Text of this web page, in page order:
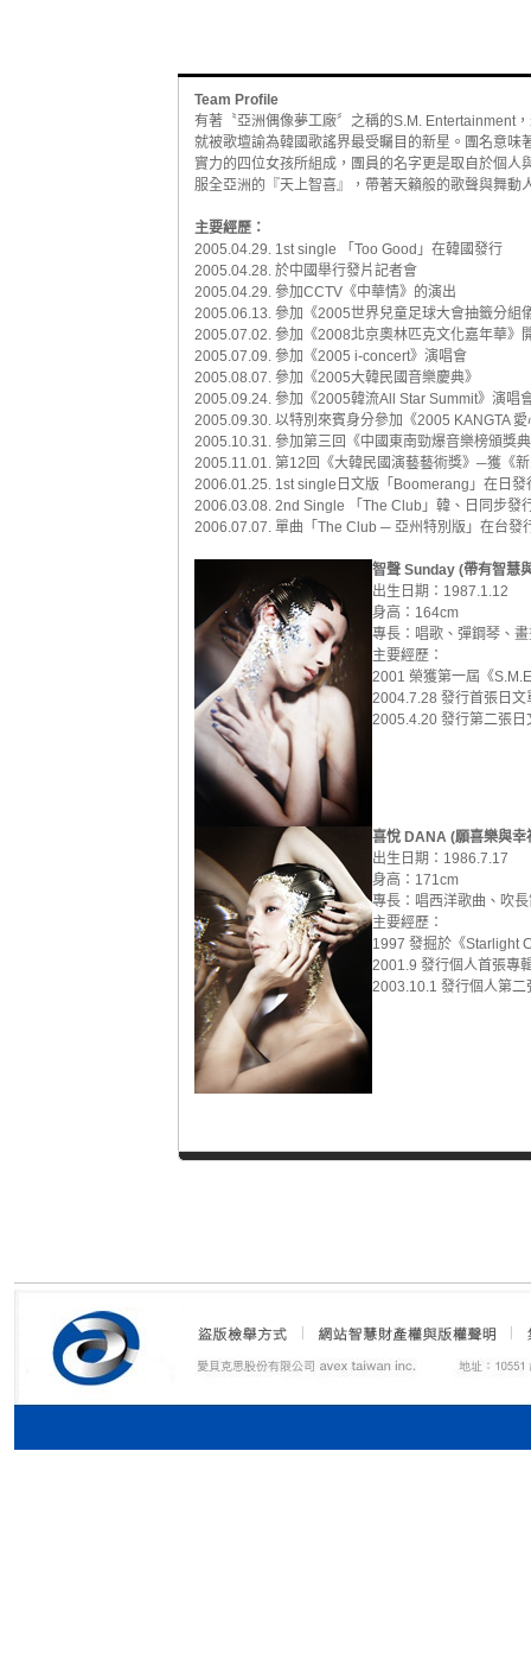
Team Profile
有著〝亞洲偶像夢工廠〞之稱的S.M. Entertainment
就被歌壇諭為韓國歌謠界最受矚目的新星。團名意
實力的四位女孩所組成，團員的名字更是取自於個
服全亞洲的『天上智喜』，帶著天籟般的歌聲與舞動
主要經歷：
2005.04.29. 1st single 「Too Good」在韓國發行
2005.04.28. 於中國舉行發片記者會
2005.04.29. 參加CCTV《中華情》的演出
2005.06.13. 參加《2005世界兒童足球大會抽籤分組
2005.07.02. 參加《2008北京奧林匹克文化嘉年華》
2005.07.09. 參加《2005 i-concert》演唱會
2005.08.07. 參加《2005大韓民國音樂慶典》
2005.09.24. 參加《2005韓流All Star Summit》演唱
2005.09.30. 以特別來賓身分參加《2005 KANGTA
2005.10.31. 參加第三回《中國東南勁爆音樂榜頒獎
2005.11.01. 第12回《大韓民國演藝藝術獎》─獲《
2006.01.25. 1st single日文版「Boomerang」在日發
2006.03.08. 2nd Single 「The Club」韓、日同步發
2006.07.07. 單曲「The Club ─ 亞州特別版」在台發
智聲 Sunday (帶有智慧
出生日期：1987.1.12
身高：164cm
專長：唱歌、彈鋼琴、畫
主要經歷：
2001 榮獲第一屆《
2004.7.28 發行首張日
2005.4.20 發行第二張
喜悅 DANA (願喜樂與幸
出生日期：1986.7.17
身高：171cm
專長：唱西洋歌曲、吹長
主要經歷：
1997 發掘於《Starlight
2001.9 發行個人首張專
2003.10.1 發行個人第